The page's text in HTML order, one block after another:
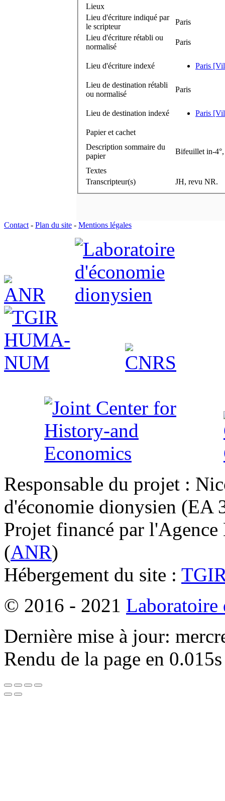
Lieux
Lieu d'écriture indiqué par
le scripteur
Paris
Lieu d'écriture rétabli ou
normalisé
Paris
Lieu d'écriture indexé Paris
Lieu de destination rétabli
ou normalisé
Paris
Lieu de destination indexé Paris
Papier et cachet
Description sommaire du
papier
Bifeuillet in-
Textes
Transcripteur(s)
JH, revu NR.
Contact - Plan du site - Mentions légales
Responsable du projet :
d'économie dionysien
Projet financé par l'Agence
(ANR)
Hébergement du site :
© 2016 - 2021 Laboratoire
Dernière mise à jour:
Rendu de la page en 0.015s